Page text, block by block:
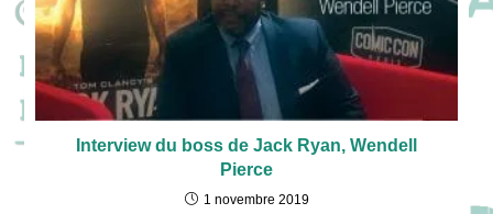
Interview du boss de Jack Ryan, Wendell
Pierce
1 novembre 2019